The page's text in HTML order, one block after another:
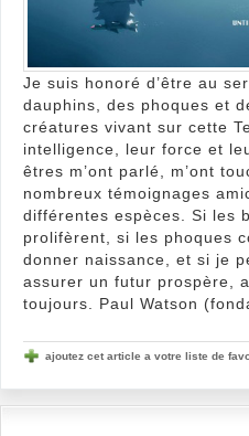
Je suis honoré d’être au
dauphins, des phoques et
créatures vivant sur cette
intelligence, leur force et
êtres m’ont parlé, m’ont
nombreux témoignages
différentes espèces. Si les
prolifèrent, si les phoques
donner naissance, et si je
assurer un futur prospère,
toujours. Paul Watson
ajoutez cet article a votre liste de